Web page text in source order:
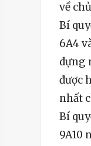
về
Bí
6A4
dựng
được
nhất
Bí
9A10